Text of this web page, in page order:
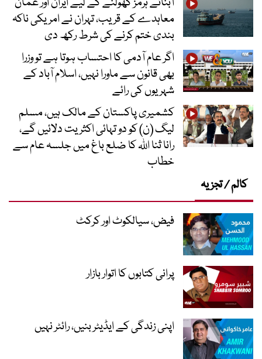
معاہدے کے قریب، تہران نے امریکی ناکہ
بندی ختم کرنے کی شرط رکھ دی
اگر عام آدمی کا احتساب ہوتا ہے تو وزرا
بھی قانون سے ماورا نہیں، اسلام آباد کے
شہریوں کی رائے
کشمیری پاکستان کے مالک ہیں، مسلم
لیگ (ن) کو دو تہائی اکثریت دلائیں گے،
رانا ثنا اللہ کا ضلع باغ میں جلسہ عام سے
خطاب
کالم / تجزیہ
فیض، سیالکوٹ اور کرکٹ
پرانی کتابوں کا اتوار بازار
اپنی زندگی کے ایڈیٹر بنیں، رائٹر نہیں